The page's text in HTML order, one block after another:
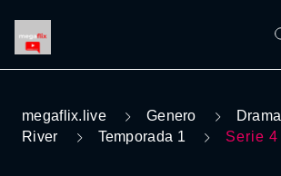
megaflix.live Genero Drama
River
Temporada 1 Serie 4